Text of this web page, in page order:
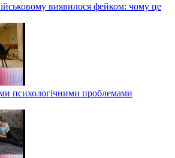
виявилося фейком: чому це
психологічними проблемами